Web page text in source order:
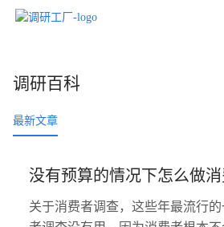
调研百科
最新文章
没有预算的情况下怎么做消
关于消费者调查，这些年最流行